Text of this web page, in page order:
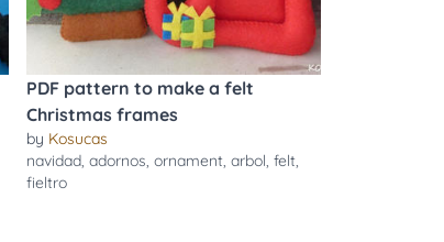
PDF pattern to make a felt
Christmas frames
by Kosucas
navidad, adornos, ornament, arbol, felt,
fieltro